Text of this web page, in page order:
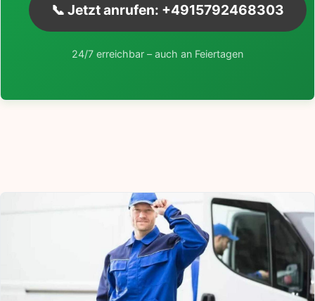
📞 Jetzt anrufen: +4915792468303
24/7 erreichbar – auch an Feiertagen